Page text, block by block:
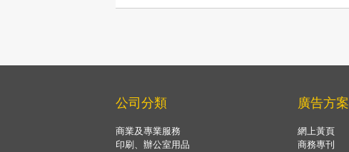
公司分類
商業及專業服務
印刷、辦公室用品
廣告方案
網上黃頁
商務專刊